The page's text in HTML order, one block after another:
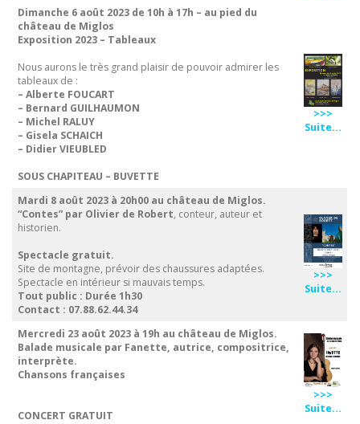
Dimanche 6 août 2023 de 10h à 17h – au pied du
château de Miglos
Exposition 2023 – Tableaux
Nous aurons le très grand plaisir de pouvoir admirer les
tableaux de :
– Alberte FOUCART
– Bernard GUILHAUMON
– Michel RALUY
– Gisela SCHAICH
– Didier VIEUBLED
SOUS CHAPITEAU – BUVETTE
>>>
Suite…
Mardi 8 août 2023 à 20h00 au château de Miglos.
“Contes” par Olivier de Robert, conteur, auteur et
historien.
Spectacle gratuit.
Site de montagne, prévoir des chaussures adaptées.
Spectacle en intérieur si mauvais temps.
Tout public : Durée 1h30
Contact : 07.88.62.44.34
>>>
Suite…
Mercredi 23 août 2023 à 19h au château de Miglos.
Balade musicale par Fanette, autrice, compositrice,
interprète.
Chansons françaises
CONCERT GRATUIT
>>>
Suite…